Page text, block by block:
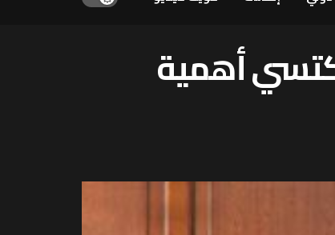
أهمية